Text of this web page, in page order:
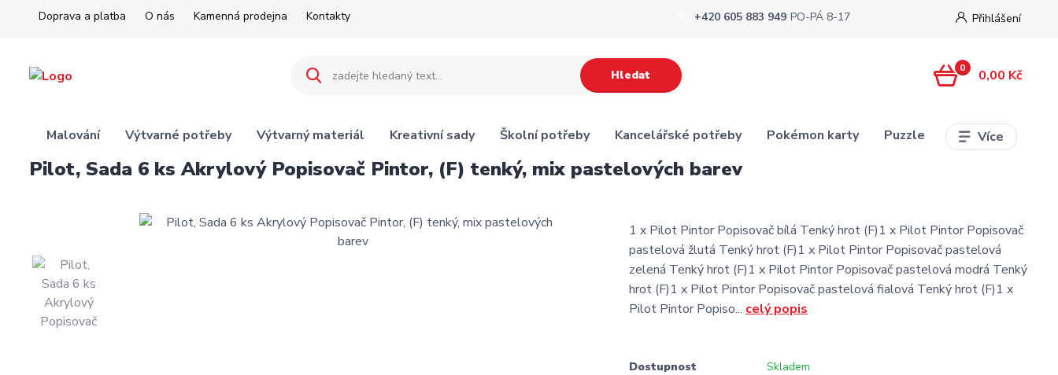
Doprava a platba O nás Kamenná prodejna Kontakty Přihlášení
Hledat
+420 605 883 949 PO-PÁ 8-17
0 0,00 Kč
Malování Výtvarné potřeby Výtvarný materiál Kreativní sady Školní potřeby Kancelářské potřeby Pokémon karty Puzzle Více
Pilot, Sada 6 ks Akrylový Popisovač Pintor, (F) tenký, mix pastelových barev
1 x Pilot Pintor Popisovač bílá Tenký hrot (F)1 x Pilot Pintor Popisovač
pastelová žlutá Tenký hrot (F)1 x Pilot Pintor Popisovač pastelová
zelená Tenký hrot (F)1 x Pilot Pintor Popisovač pastelová modrá Tenký
hrot (F)1 x Pilot Pintor Popisovač pastelová fialová Tenký hrot (F)1 x
Pilot Pintor Popiso... celý popis
Dostupnost
Skladem